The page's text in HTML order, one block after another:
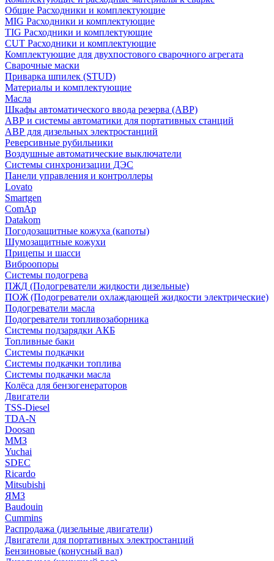
Общие Расходники и комплектующие
MIG Расходники и комплектующие
TIG Расходники и комплектующие
CUT Расходники и комплектующие
Комплектующие для двухпостового сварочного агрегата
Сварочные маски
Приварка шпилек (STUD)
Материалы и комплектующие
Масла
Шкафы автоматического ввода резерва (АВР)
АВР и системы автоматики для портативных станций
АВР для дизельных электростанций
Реверсивные рубильники
Воздушные автоматические выключатели
Системы синхронизации ДЭС
Панели управления и контроллеры
Lovato
Smartgen
ComAp
Datakom
Погодозащитные кожуха (капоты)
Шумозащитные кожухи
Прицепы и шасси
Виброопоры
Системы подогрева
ПЖД (Подогреватели жидкости дизельные)
ПОЖ (Подогреватели охлаждающей жидкости электрические)
Подогреватели масла
Подогреватели топливозаборника
Системы подзарядки АКБ
Топливные баки
Системы подкачки
Системы подкачки топлива
Системы подкачки масла
Колёса для бензогенераторов
Двигатели
TSS-Diesel
TDA-N
Doosan
ММЗ
Yuchai
SDEC
Ricardo
Mitsubishi
ЯМЗ
Baudouin
Cummins
Распродажа (дизельные двигатели)
Двигатели для портативных электростанций
Бензиновые (конусный вал)